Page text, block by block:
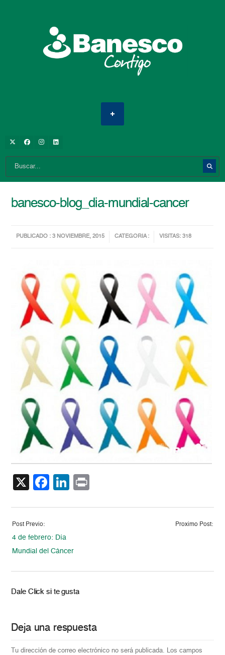
banesco-blog_dia-mundial-cancer
PUBLICADO : 3 NOVIEMBRE, 2015 CATEGORIA : VISITAS: 318
X Facebook
LinkedIn
Post Previo:
4 de febrero: Día
Mundial del Cáncer
Proximo Post:
Dale Click si te gusta
Deja una respuesta
Tu dirección de correo electrónico no será publicada. Los campos